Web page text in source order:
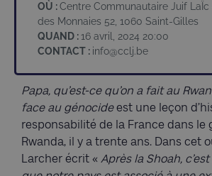
OÙ :Centre Communautaire Juif
des Monnaies 52, 1060 Saint-Gilles
QUAND :16 avril, 2024 20:00
CONTACT : info@cclj.be
Papa, qu’est-ce qu’on a fait au
face au génocideest une leçon
responsabilité de la France dans le
Rwanda, il y a trente ans. Dans cet
Larcher écrit « Après la Shoah,